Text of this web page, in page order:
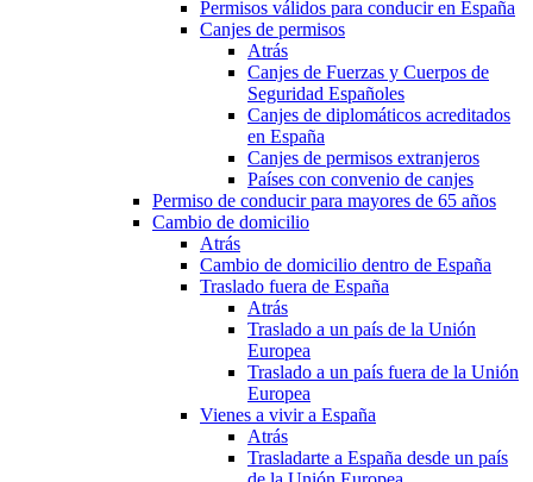
Permisos válidos para conducir en España
Canjes de permisos
Atrás
Canjes de Fuerzas y Cuerpos de
Seguridad Españoles
Canjes de diplomáticos acreditados
en España
Canjes de permisos extranjeros
Países con convenio de canjes
Permiso de conducir para mayores de 65 años
Cambio de domicilio
Atrás
Cambio de domicilio dentro de España
Traslado fuera de España
Atrás
Traslado a un país de la Unión
Europea
Traslado a un país fuera de la Unión
Europea
Vienes a vivir a España
Atrás
Trasladarte a España desde un país